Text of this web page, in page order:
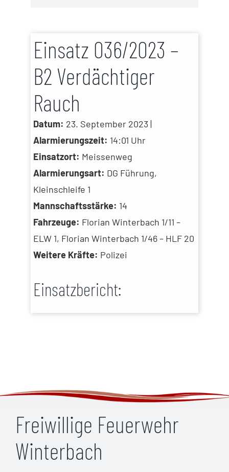
Einsatz 036/2023 –
B2 Verdächtiger
Rauch
Datum: 23. September 2023 |
Alarmierungszeit: 14:01 Uhr
Einsatzort: Meissenweg
Alarmierungsart: DG Führung,
Kleinschleife 1
Mannschaftsstärke: 14
Fahrzeuge: Florian Winterbach 1/11 –
ELW 1, Florian Winterbach 1/46 – HLF 20
Weitere Kräfte: Polizei
Einsatzbericht:
Freiwillige Feuerwehr
Winterbach